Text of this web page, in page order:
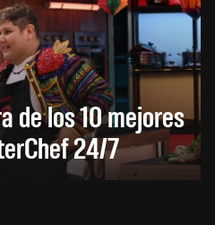
de los 10 mejores
24/7